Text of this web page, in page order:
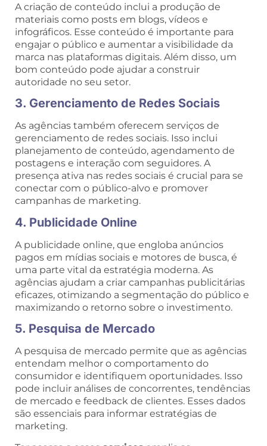
A criação de conteúdo inclui a produção de
materiais como posts em blogs, vídeos e
infográficos. Esse conteúdo é importante para
engajar o público e aumentar a visibilidade da
marca nas plataformas digitais. Além disso, um
bom conteúdo pode ajudar a construir
autoridade no seu setor.
3. Gerenciamento de Redes Sociais
As agências também oferecem serviços de
gerenciamento de redes sociais. Isso inclui
planejamento de conteúdo, agendamento de
postagens e interação com seguidores. A
presença ativa nas redes sociais é crucial para se
conectar com o público-alvo e promover
campanhas de marketing.
4. Publicidade Online
A publicidade online, que engloba anúncios
pagos em mídias sociais e motores de busca, é
uma parte vital da estratégia moderna. As
agências ajudam a criar campanhas publicitárias
eficazes, otimizando a segmentação do público e
maximizando o retorno sobre o investimento.
5. Pesquisa de Mercado
A pesquisa de mercado permite que as agências
entendam melhor o comportamento do
consumidor e identifiquem oportunidades. Isso
pode incluir análises de concorrentes, tendências
de mercado e feedback de clientes. Esses dados
são essenciais para informar estratégias de
marketing.